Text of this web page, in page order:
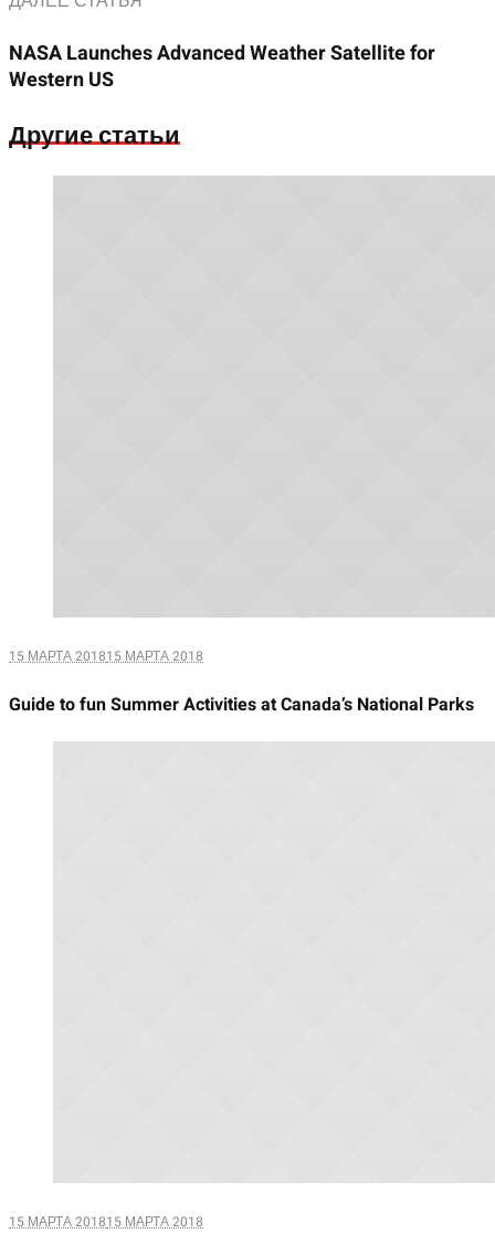
NASA Launches Advanced Weather Satellite for
Western US
Другие статьи
15 МАРТА 201815 МАРТА 2018
Guide to fun Summer Activities at Canada’s National Parks
15 МАРТА 201815 МАРТА 2018